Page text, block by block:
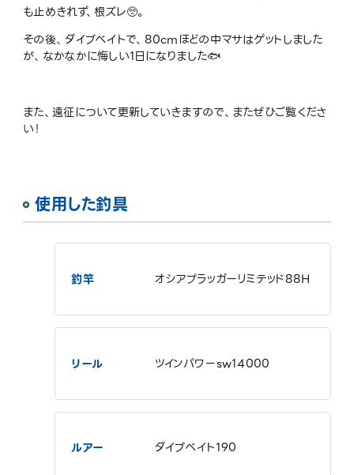
も止めきれず、根ズレ🥺。
その後、ダイブベイトで、80cmほどの中マサはゲットしました
が、なかなかに悔しい1日になりました🐟
また、遠征について更新していきますので、またぜひご覧くださ
い！
使用した釣具
釣竿 オシアプラッガーリミテッド88H
リール ツインパワーsw14000
ルアー ダイブベイト190